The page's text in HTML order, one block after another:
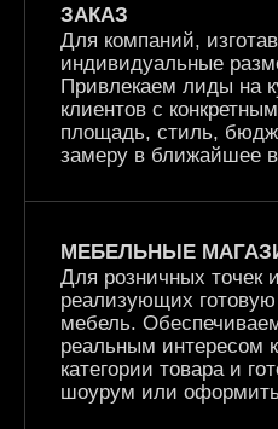
ЗАКАЗ
Для компаний,
индивидуальные
Привлекаем лиды на
клиентов с
площадь, стиль,
замеру в ближайшее
МЕБЕЛЬНЫЕ
Для розничных точек
реализующих
мебель.
реальным интересом к
категории товара и
шоурум или оформить